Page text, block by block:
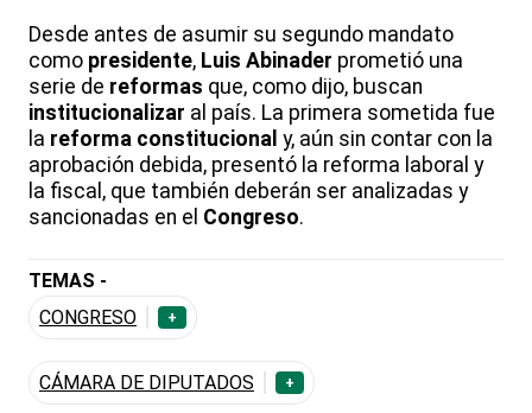
Desde antes de asumir su segundo mandato
como presidente, Luis Abinader prometió una
serie de reformas que, como dijo, buscan
institucionalizar al país. La primera sometida fue
la reforma constitucional y, aún sin contar con la
aprobación debida, presentó la reforma laboral y
la fiscal, que también deberán ser analizadas y
sancionadas en el Congreso.
TEMAS -
CONGRESO
+
CÁMARA DE DIPUTADOS +